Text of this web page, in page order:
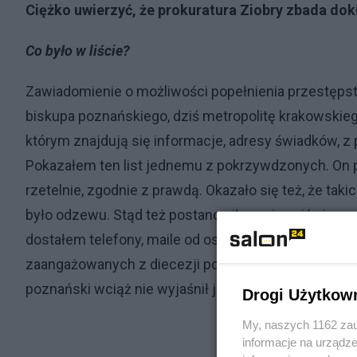
Ciężko uwierzyć, że prokuratura Ziobry zbada
Co było w liście?
Zawiadomienie o możliwości popełnienia
biskupa poznańskiego, dziś metropolitę
którym znajdują się informacje, adresy świadków,
Pokazałem ten list jednemu z pokrzywdzonych.
rzetelnie, zgodnie z prawdą. Okazało się też, że
było odzewu. Stąd też postanowiłem ujawnić
dostałem telefony, maile od osób
zaangażowanych z diecezji poznańskiej, gdzie ta
poznański wciąż nie wyjaśnił jej do końca.
Drogi
My, naszych 1162
informacje na